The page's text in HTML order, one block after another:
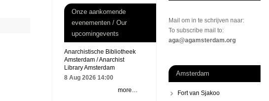
Mail om in te schrijven naar:
To subscribe mail to:
aga@agamsterdam.org
Amsterdam
Fort van Sjakoo
Onze aankomende
evenementen / Our
upcomingevents
Anarchistische Bibliotheek
Amsterdam / Anarchist
Library Amsterdam
8 Aug 2026 14:00
more…